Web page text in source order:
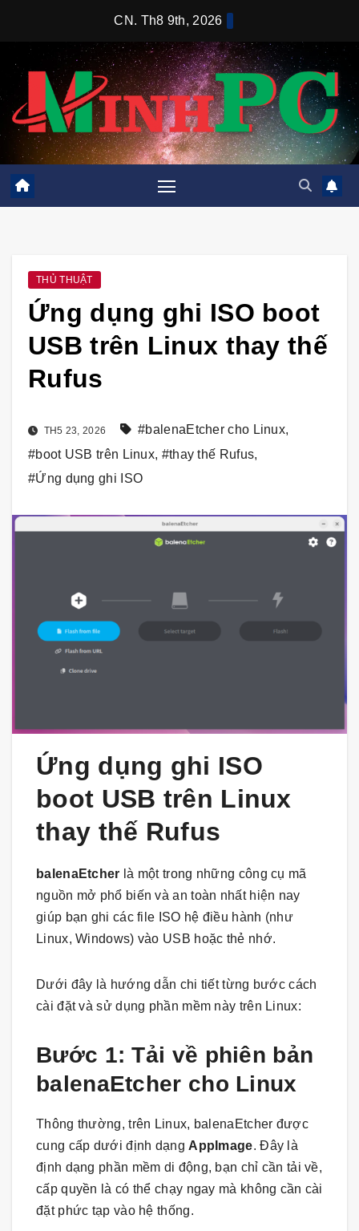
CN. Th8 9th, 2026
THỦ THUẬT
Ứng dụng ghi ISO boot
USB trên Linux thay thế
Rufus
TH5 23, 2026 #balenaEtcher cho Linux,
#boot USB trên Linux, #thay thế Rufus,
#Ứng dụng ghi ISO
Ứng dụng ghi ISO
boot USB trên Linux
thay thế Rufus
balenaEtcher là một trong những công cụ mã
nguồn mở phổ biến và an toàn nhất hiện nay
giúp bạn ghi các file ISO hệ điều hành (như
Linux, Windows) vào USB hoặc thẻ nhớ.
Dưới đây là hướng dẫn chi tiết từng bước cách
cài đặt và sử dụng phần mềm này trên Linux:
Bước 1: Tải về phiên bản
balenaEtcher cho Linux
Thông thường, trên Linux, balenaEtcher được
cung cấp dưới định dạng AppImage. Đây là
định dạng phần mềm di động, bạn chỉ cần tải về,
cấp quyền là có thể chạy ngay mà không cần cài
đặt phức tạp vào hệ thống.